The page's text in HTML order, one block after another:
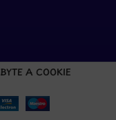
BYTE A COOKIE